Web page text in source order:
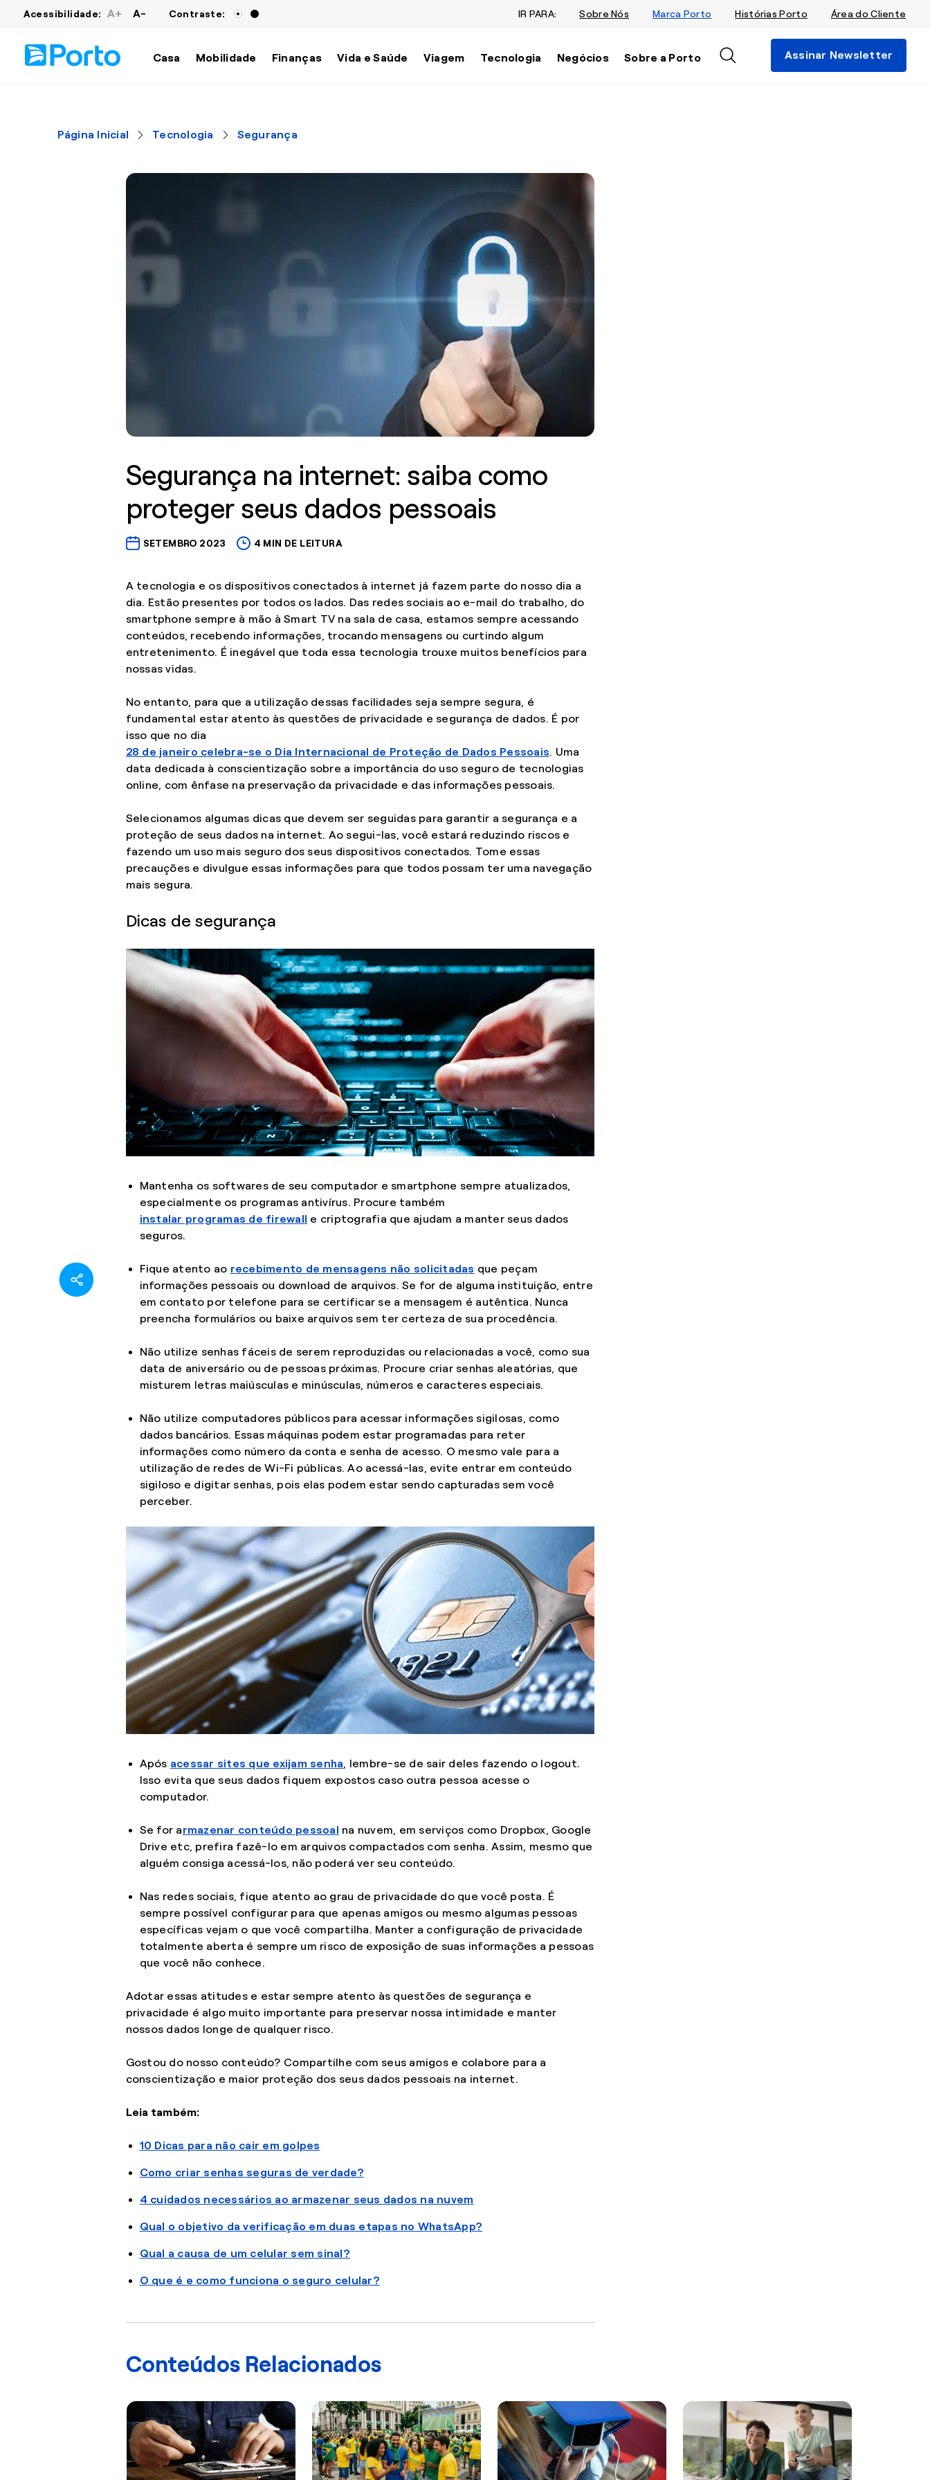
Acessibilidade: A+ A- Contraste: IR PARA: Sobre Nós Marca Porto Histórias Porto Área do Cliente
Casa Mobilidade Finanças Vida e Saúde Viagem Tecnologia Negócios Sobre a Porto Assinar Newsletter
Página Inicial Tecnologia Segurança
Segurança na internet: saiba como
proteger seus dados pessoais
SETEMBRO 2023 4 MIN DE LEITURA
A tecnologia e os dispositivos conectados à internet já fazem parte do nosso dia a
dia. Estão presentes por todos os lados. Das redes sociais ao e-mail do trabalho, do
smartphone sempre à mão à Smart TV na sala de casa, estamos sempre acessando
conteúdos, recebendo informações, trocando mensagens ou curtindo algum
entretenimento. É inegável que toda essa tecnologia trouxe muitos benefícios para
nossas vidas.
No entanto, para que a utilização dessas facilidades seja sempre segura, é
fundamental estar atento às questões de privacidade e segurança de dados. É por
isso que no dia
28 de janeiro celebra-se o Dia Internacional de Proteção de Dados Pessoais. Uma
data dedicada à conscientização sobre a importância do uso seguro de tecnologias
online, com ênfase na preservação da privacidade e das informações pessoais.
Selecionamos algumas dicas que devem ser seguidas para garantir a segurança e a
proteção de seus dados na internet. Ao segui-las, você estará reduzindo riscos e
fazendo um uso mais seguro dos seus dispositivos conectados. Tome essas
precauções e divulgue essas informações para que todos possam ter uma navegação
mais segura.
Dicas de segurança
Mantenha os softwares de seu computador e smartphone sempre atualizados,
especialmente os programas antivírus. Procure também
instalar programas de firewall e criptografia que ajudam a manter seus dados
seguros.
Fique atento ao recebimento de mensagens não solicitadas que peçam
informações pessoais ou download de arquivos. Se for de alguma instituição, entre
em contato por telefone para se certificar se a mensagem é autêntica. Nunca
preencha formulários ou baixe arquivos sem ter certeza de sua procedência.
Não utilize senhas fáceis de serem reproduzidas ou relacionadas a você, como sua
data de aniversário ou de pessoas próximas. Procure criar senhas aleatórias, que
misturem letras maiúsculas e minúsculas, números e caracteres especiais.
Não utilize computadores públicos para acessar informações sigilosas, como
dados bancários. Essas máquinas podem estar programadas para reter
informações como número da conta e senha de acesso. O mesmo vale para a
utilização de redes de Wi-Fi públicas. Ao acessá-las, evite entrar em conteúdo
sigiloso e digitar senhas, pois elas podem estar sendo capturadas sem você
perceber.
Após acessar sites que exijam senha , lembre-se de sair deles fazendo o logout.
Isso evita que seus dados fiquem expostos caso outra pessoa acesse o
computador.
Se for armazenar conteúdo pessoal na nuvem, em serviços como Dropbox, Google
Drive etc, prefira fazê-lo em arquivos compactados com senha. Assim, mesmo que
alguém consiga acessá-los, não poderá ver seu conteúdo.
Nas redes sociais, fique atento ao grau de privacidade do que você posta. É
sempre possível configurar para que apenas amigos ou mesmo algumas pessoas
específicas vejam o que você compartilha. Manter a configuração de privacidade
totalmente aberta é sempre um risco de exposição de suas informações a pessoas
que você não conhece.
Adotar essas atitudes e estar sempre atento às questões de segurança e
privacidade é algo muito importante para preservar nossa intimidade e manter
nossos dados longe de qualquer risco.
Gostou do nosso conteúdo? Compartilhe com seus amigos e colabore para a
conscientização e maior proteção dos seus dados pessoais na internet.
Leia também:
10 Dicas para não cair em golpes
Como criar senhas seguras de verdade?
4 cuidados necessários ao armazenar seus dados na nuvem
Qual o objetivo da verificação em duas etapas no WhatsApp?
Qual a causa de um celular sem sinal?
O que é e como funciona o seguro celular?
Conteúdos Relacionados